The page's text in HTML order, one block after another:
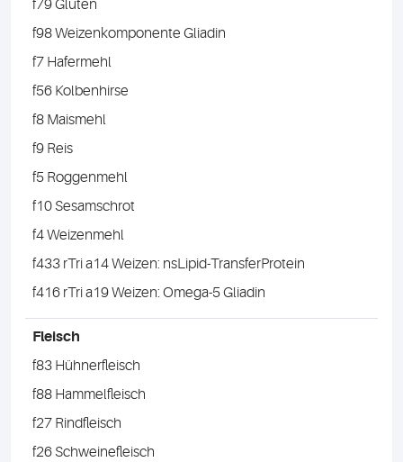
f79 Gluten
f98 Weizenkomponente Gliadin
f7 Hafermehl
f56 Kolbenhirse
f8 Maismehl
f9 Reis
f5 Roggenmehl
f10 Sesamschrot
f4 Weizenmehl
f433 rTri a14 Weizen: nsLipid-TransferProtein
f416 rTri a19 Weizen: Omega-5 Gliadin
Fleisch
f83 Hühnerfleisch
f88 Hammelfleisch
f27 Rindfleisch
f26 Schweinefleisch